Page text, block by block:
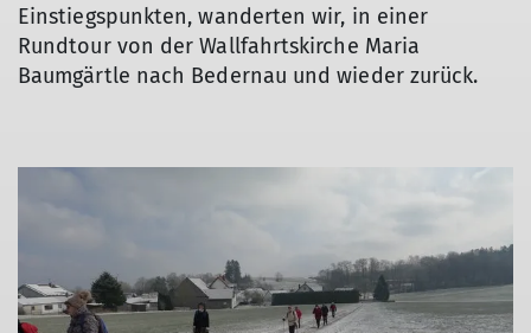
Einstiegspunkten, wanderten wir, in einer
Rundtour von der Wallfahrtskirche Maria
Baumgärtle nach Bedernau und wieder zurück.